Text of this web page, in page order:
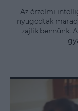
Az érzelmi
nyugodtak
zajlik bennünk.